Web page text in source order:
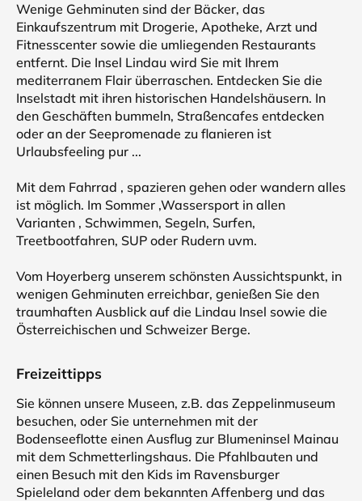
Wenige Gehminuten sind der Bäcker, das
Einkaufszentrum mit Drogerie, Apotheke, Arzt und
Fitnesscenter sowie die umliegenden Restaurants
entfernt. Die Insel Lindau wird Sie mit Ihrem
mediterranem Flair überraschen. Entdecken Sie die
Inselstadt mit ihren historischen Handelshäusern. In
den Geschäften bummeln, Straßencafes entdecken
oder an der Seepromenade zu flanieren ist
Urlaubsfeeling pur ...
Mit dem Fahrrad , spazieren gehen oder wandern alles
ist möglich. Im Sommer ,Wassersport in allen
Varianten , Schwimmen, Segeln, Surfen,
Treetbootfahren, SUP oder Rudern uvm.
Vom Hoyerberg unserem schönsten Aussichtspunkt, in
wenigen Gehminuten erreichbar, genießen Sie den
traumhaften Ausblick auf die Lindau Insel sowie die
Österreichischen und Schweizer Berge.
Freizeittipps
Sie können unsere Museen, z.B. das Zeppelinmuseum
besuchen, oder Sie unternehmen mit der
Bodenseeflotte einen Ausflug zur Blumeninsel Mainau
mit dem Schmetterlingshaus. Die Pfahlbauten und
einen Besuch mit den Kids im Ravensburger
Spieleland oder dem bekannten Affenberg und das